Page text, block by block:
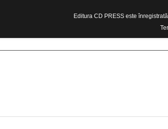
Editura CD PRESS este